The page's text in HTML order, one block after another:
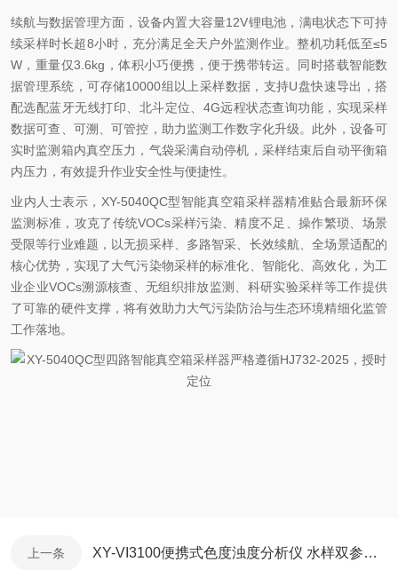
续航与数据管理方面，设备内置大容量12V锂电池，满电状态下可持
续采样时长超8小时，充分满足全天户外监测作业。整机功耗低至≤5
W，重量仅3.6kg，体积小巧便携，便于携带转运。同时搭载智能数
据管理系统，可存储10000组以上采样数据，支持U盘快速导出，搭
配选配蓝牙无线打印、北斗定位、4G远程状态查询功能，实现采样
数据可查、可溯、可管控，助力监测工作数字化升级。此外，设备可
实时监测箱内真空压力，气袋采满自动停机，采样结束后自动平衡箱
内压力，有效提升作业安全性与便捷性。
业内人士表示，XY-5040QC型智能真空箱采样器精准贴合最新环保
监测标准，攻克了传统VOCs采样污染、精度不足、操作繁琐、场景
受限等行业难题，以无损采样、多路智采、长效续航、全场景适配的
核心优势，实现了大气污染物采样的标准化、智能化、高效化，为工
业企业VOCs溯源核查、无组织排放监测、科研实验采样等工作提供
了可靠的硬件支撑，将有效助力大气污染防治与生态环境精细化监管
工作落地。
上一条 XY-VI3100便携式色度浊度分析仪 水样双参数检测仪介绍